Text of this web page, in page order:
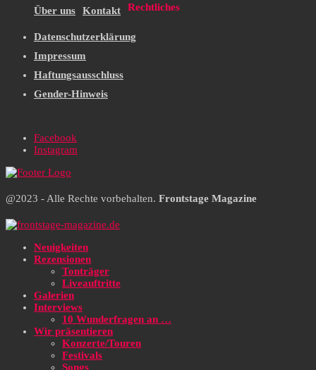
Über uns Kontakt Rechtliches
Datenschutzerklärung
Impressum
Haftungsausschluss
Gender-Hinweis
Facebook
Instagram
@2023 - Alle Rechte vorbehalten. Frontstage Magazine
Neuigkeiten
Rezensionen
Tonträger
Liveauftritte
Galerien
Interviews
10 Wunderfragen an …
Wir präsentieren
Konzerte/Touren
Festivals
Songs